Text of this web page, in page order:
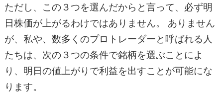
ただし、この３つを選んだからと言って、必ず明
日株価が上がるわけではありません。 ありません
が、私や、数多くのプロトレーダーと呼ばれる人
たちは、次の３つの条件で銘柄を選ぶことによ
り、明日の値上がりで利益を出すことが可能にな
ります。